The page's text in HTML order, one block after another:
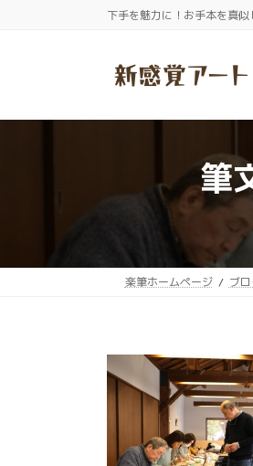
下手を魅力に！お手本を真
筆
楽筆ホームページ ブ